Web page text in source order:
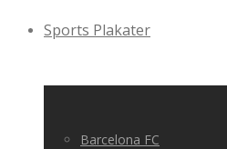
Sports Plakater
Barcelona FC